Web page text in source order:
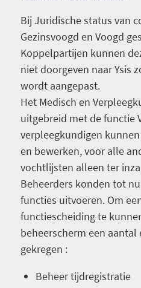
Bij Juridische status van
Gezinsvoogd en Voogd
Koppelpartijen kunnen
niet doorgeven naar Ysis
wordt aangepast.
Het Medisch en
uitgebreid met de functie
verpleegkundigen
en bewerken, voor alle
vochtlijsten alleen ter
Beheerders konden tot
functies uitvoeren. Om
functiescheiding te
beheerscherm een
gekregen :
Beheer tijdregistratie